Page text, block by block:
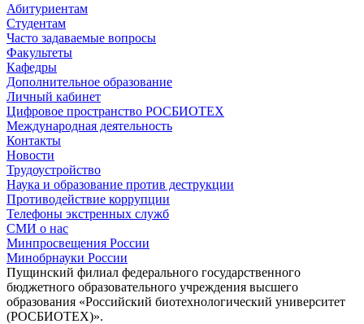
Абитуриентам
Студентам
Часто задаваемые вопросы
Факультеты
Кафедры
Дополнительное образование
Личный кабинет
Цифровое пространство РОСБИОТЕХ
Международная деятельность
Контакты
Новости
Трудоустройство
Наука и образование против деструкции
Противодействие коррупции
Телефоны экстренных служб
СМИ о нас
Минпросвещения России
Минобрнауки России
Пущинский филиал федерального государственного
бюджетного образовательного учреждения высшего
образования «Российский биотехнологический университет
(РОСБИОТЕХ)».